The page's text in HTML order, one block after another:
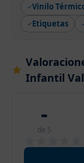
Vinilo
Etiquetas
Infantil
-
de 5